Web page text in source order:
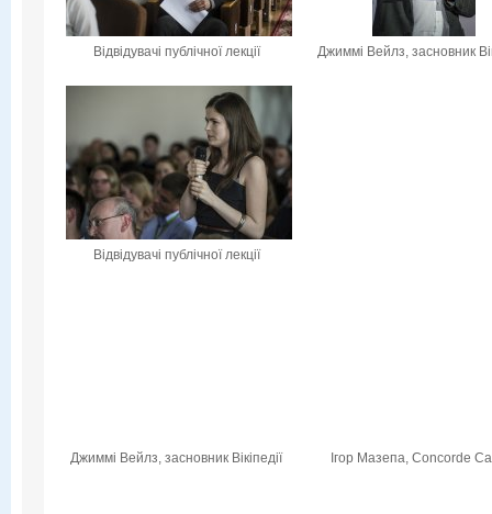
Відвідувачі публічної лекції Джиммі Вейлз, засновник
Відвідувачі публічної лекції
Джиммі Вейлз, засновник Вікіпедії Ігор Мазепа, Concorde